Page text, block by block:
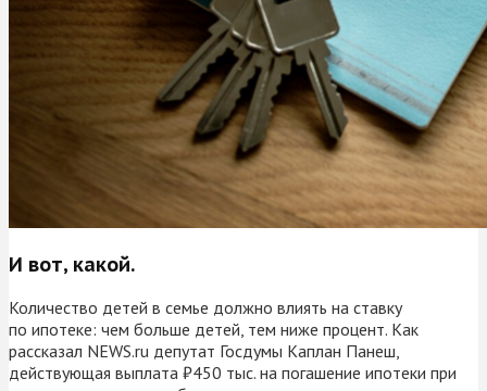
И вот, какой.
Количество детей в семье должно влиять на ставку
по ипотеке: чем больше детей, тем ниже процент. Как
рассказал NEWS.ru депутат Госдумы Каплан Панеш,
действующая выплата ₽450 тыс. на погашение ипотеки при